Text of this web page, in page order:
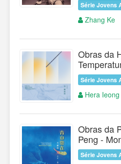
Série Jovens
Zhang Ke
Obras da
Série Jovens
Hera Ieong
Obras da
Peng -
Série Jovens